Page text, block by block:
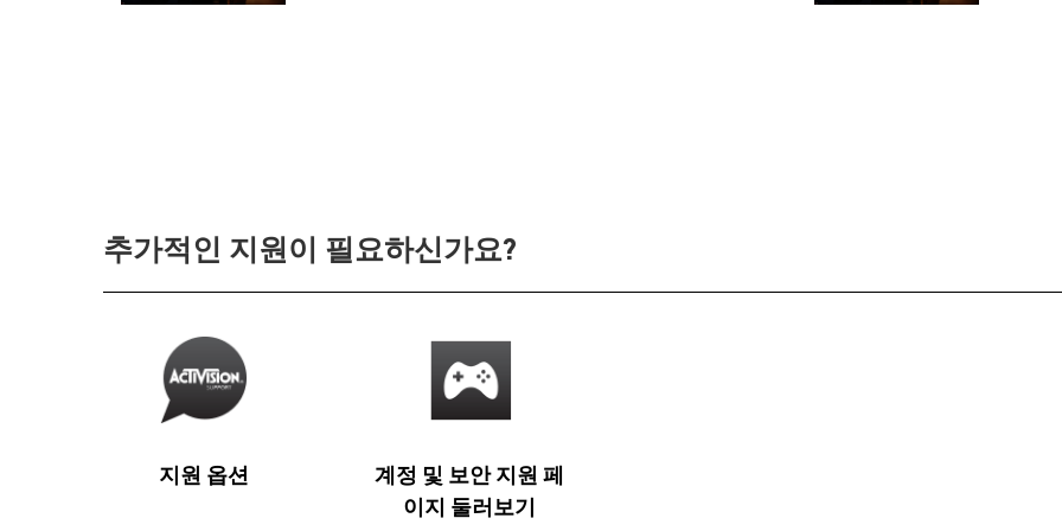
추가적인 지원이 필요하신가요?
지원 옵션
계정 및 보안 지원 페
이지 둘러보기